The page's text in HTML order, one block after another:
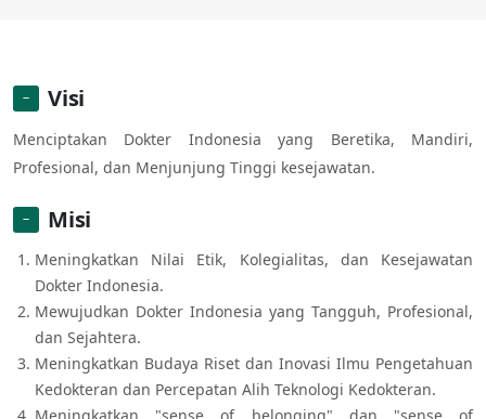
Visi
Menciptakan Dokter Indonesia yang Beretika, Mandiri,
Profesional, dan Menjunjung Tinggi kesejawatan.
Misi
Meningkatkan Nilai Etik, Kolegialitas, dan Kesejawatan
Dokter Indonesia.
Mewujudkan Dokter Indonesia yang Tangguh, Profesional,
dan Sejahtera.
Meningkatkan Budaya Riset dan Inovasi Ilmu Pengetahuan
Kedokteran dan Percepatan Alih Teknologi Kedokteran.
Meningkatkan "sense of belonging" dan "sense of